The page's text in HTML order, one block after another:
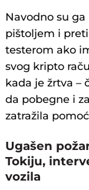
Navodno su
pištoljem i
testerom ako
svog kripto
kada je žrtva –
da pobegne i
zatražila
Ugašen
Tokiju,
vozila